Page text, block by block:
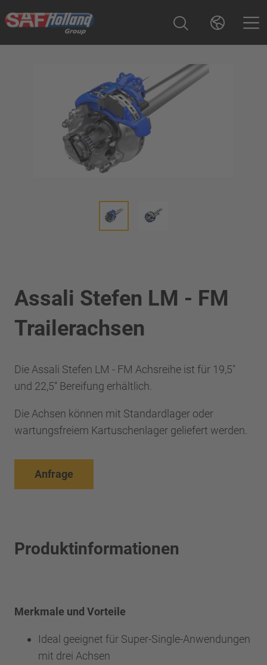
Assali Stefen LM - FM
Trailerachsen
Die Assali Stefen LM - FM Achsreihe ist für 19,5"
und 22,5“ Bereifung erhältlich.
Die Achsen können mit Standardlager oder
wartungsfreiem Kartuschenlager geliefert werden.
Anfrage
Produktinformationen
Merkmale und Vorteile
Ideal geeignet für Super-Single-Anwendungen
mit drei Achsen